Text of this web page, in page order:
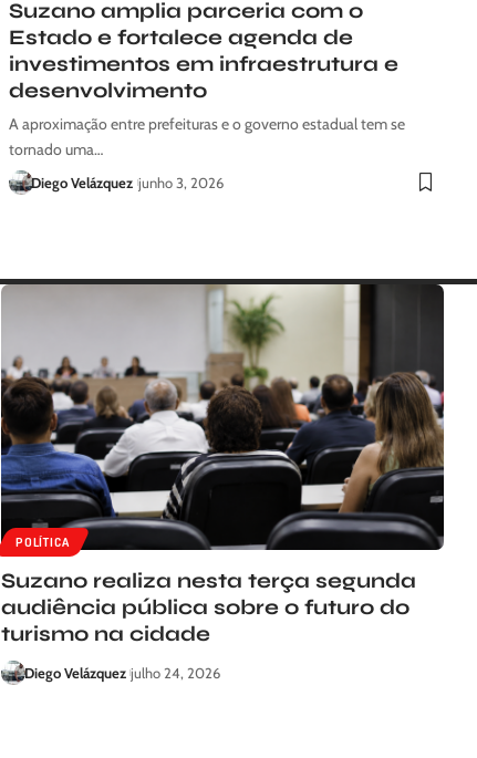
Suzano amplia parceria com o
Estado e fortalece agenda de
investimentos em infraestrutura e
desenvolvimento
A aproximação entre prefeituras e o governo estadual tem se
tornado uma…
Diego Velázquez junho 3, 2026
POLÍTICA
Suzano realiza nesta terça segunda
audiência pública sobre o futuro do
turismo na cidade
Diego Velázquez julho 24, 2026